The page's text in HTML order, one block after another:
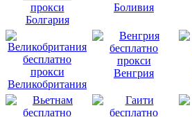
Болгария
Боливия
Великобритания
Венгрия